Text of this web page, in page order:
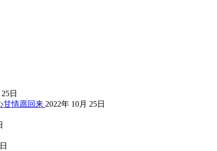
日
甘情愿回来 2022年 10月 25日